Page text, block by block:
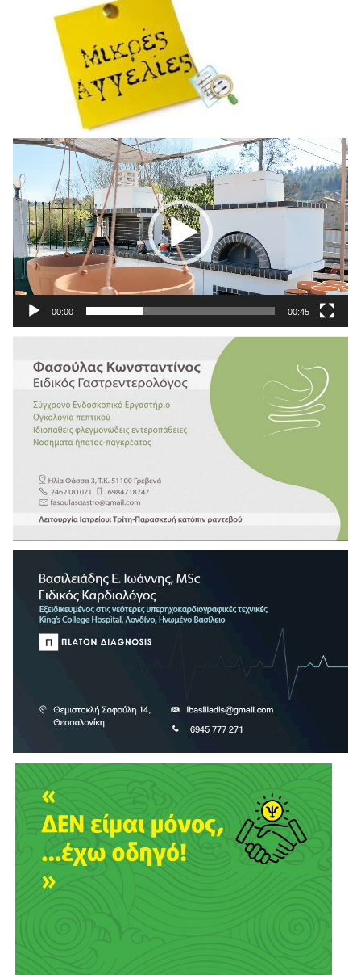
Πρόγραμμα
Αναπαραγωγής
Βίντεο
00:00 00:45